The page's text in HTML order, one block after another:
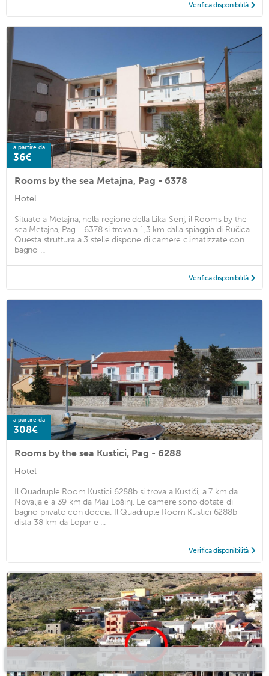
Verifica disponibilità
a partire da
36€
Rooms by the sea Metajna, Pag - 6378
Hotel
Situato a Metajna, nella regione della Lika-Senj, il Rooms by the
sea Metajna, Pag - 6378 si trova a 1,3 km dalla spiaggia di Ručica.
Questa struttura a 3 stelle dispone di camere climatizzate con
bagno ...
Verifica disponibilità
a partire da
308€
Rooms by the sea Kustici, Pag - 6288
Hotel
Il Quadruple Room Kustici 6288b si trova a Kustići, a 7 km da
Novalja e a 39 km da Mali Lošinj. Le camere sono dotate di
bagno privato con doccia. Il Quadruple Room Kustici 6288b
dista 38 km da Lopar e ...
Verifica disponibilità